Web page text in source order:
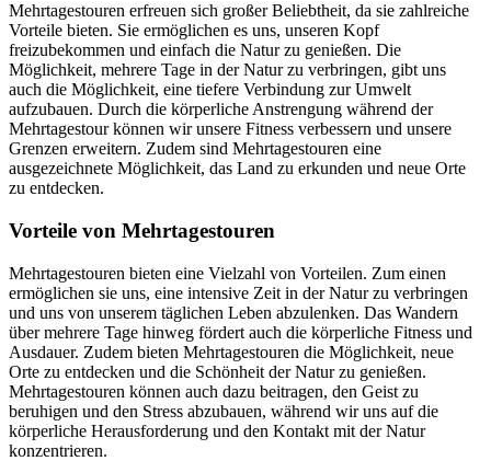
Mehrtagestouren erfreuen sich großer Beliebtheit, da sie zahlreiche
Vorteile bieten. Sie ermöglichen es uns, unseren Kopf
freizubekommen und einfach die Natur zu genießen. Die
Möglichkeit, mehrere Tage in der Natur zu verbringen, gibt uns
auch die Möglichkeit, eine tiefere Verbindung zur Umwelt
aufzubauen. Durch die körperliche Anstrengung während der
Mehrtagestour können wir unsere Fitness verbessern und unsere
Grenzen erweitern. Zudem sind Mehrtagestouren eine
ausgezeichnete Möglichkeit, das Land zu erkunden und neue Orte
zu entdecken.
Vorteile von Mehrtagestouren
Mehrtagestouren bieten eine Vielzahl von Vorteilen. Zum einen
ermöglichen sie uns, eine intensive Zeit in der Natur zu verbringen
und uns von unserem täglichen Leben abzulenken. Das Wandern
über mehrere Tage hinweg fördert auch die körperliche Fitness und
Ausdauer. Zudem bieten Mehrtagestouren die Möglichkeit, neue
Orte zu entdecken und die Schönheit der Natur zu genießen.
Mehrtagestouren können auch dazu beitragen, den Geist zu
beruhigen und den Stress abzubauen, während wir uns auf die
körperliche Herausforderung und den Kontakt mit der Natur
konzentrieren.